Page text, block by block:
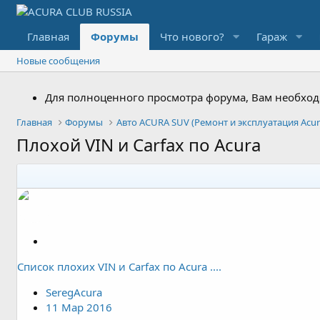
Главная Форумы Что нового? Гараж
Новые сообщения
Для полноценного просмотра форума, Вам
Главная Форумы Авто ACURA SUV (Ремонт и эксплуатация
Плохой VIN и Carfax по Acura
к
е
п
Список плохих VIN и Carfax по Acura ....
SeregAcura
11 Мар 2016